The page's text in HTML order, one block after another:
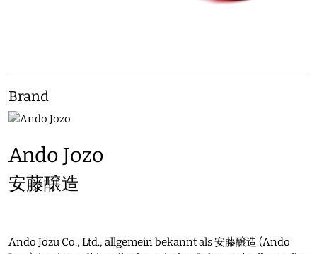
Brand
Ando Jozo
安藤醸造
Ando Jozu Co., Ltd., allgemein bekannt als 安藤醸造 (Ando